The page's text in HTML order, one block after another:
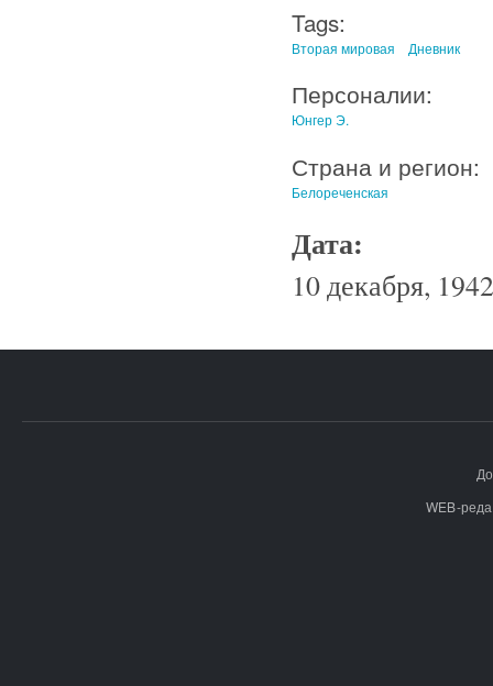
Tags:
Вторая мировая Дневник
Персоналии:
Юнгер Э.
Страна и регион:
Белореченская
Дата:
10 декабря,
WEB-